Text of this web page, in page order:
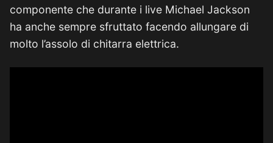
componente che durante i live Michael Jackson
ha anche sempre sfruttato facendo allungare di
molto l’assolo di chitarra elettrica.